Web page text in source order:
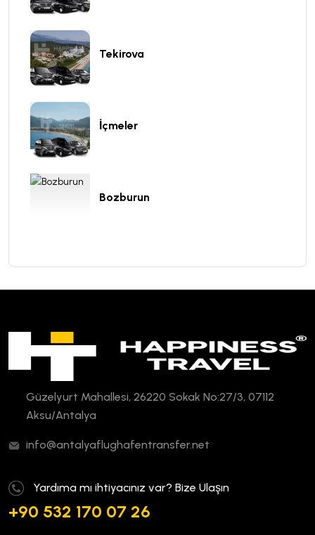
Tekirova
İçmeler
Bozburun
Güzelyurt Mahallesi, 26220 Sokak No:27/3, 07112
Aksu/Antalya
info@antalyaflughafentransfer.net
Yardıma mı ihtiyacınız var? Bize Ulaşın
+90 532 170 07 26